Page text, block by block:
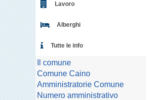
Lavoro
Alberghi
Tutte le info
Il comune
Comune Caino
Amministratorie Comune
Numero amministrativo